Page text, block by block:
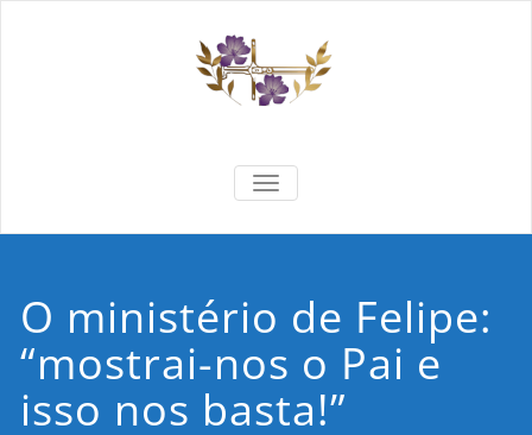
Saber
Cidadania e Dignidade Humana
TOGGLE NAVIGATION
O ministério de Felipe:
“mostrai-nos o Pai e
isso nos basta!”